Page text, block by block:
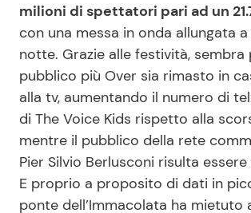
milioni di spettatori pari ad un
con una messa in onda allungata a
notte. Grazie alle festività,
pubblico più Over sia rimasto in
alla tv, aumentando il numero di
di The Voice Kids rispetto alla
mentre il pubblico della rete
Pier Silvio Berlusconi risulta
E proprio a proposito di dati in
ponte dell’Immacolata ha mietuto